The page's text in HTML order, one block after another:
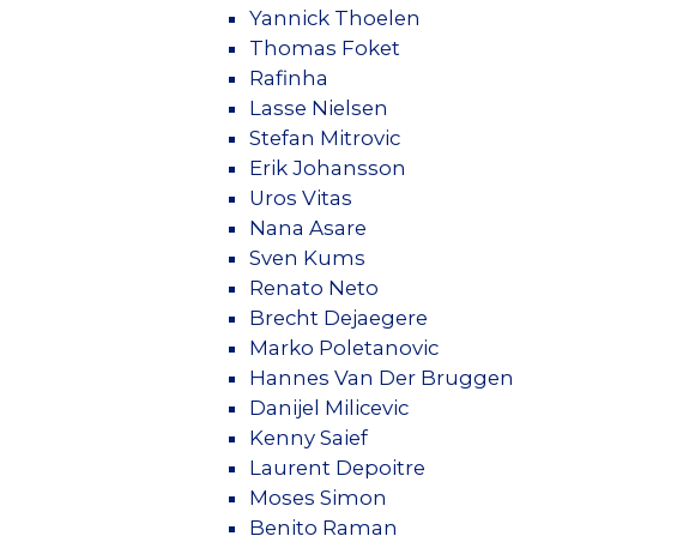
Yannick Thoelen
Thomas Foket
Rafinha
Lasse Nielsen
Stefan Mitrovic
Erik Johansson
Uros Vitas
Nana Asare
Sven Kums
Renato Neto
Brecht Dejaegere
Marko Poletanovic
Hannes Van Der Bruggen
Danijel Milicevic
Kenny Saief
Laurent Depoitre
Moses Simon
Benito Raman